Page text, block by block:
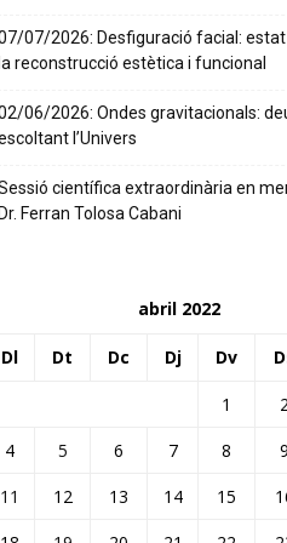
07/2026: Desfiguració facial: estat
reconstrucció estètica i funcional
06/2026: Ondes gravitacionals:
l’Univers
científica extraordinària en
Ferran Tolosa Cabani
abril 2022
Dl Dt Dc Dj Dv
1
4
5 6 7 8 9
11
12 13 14 15